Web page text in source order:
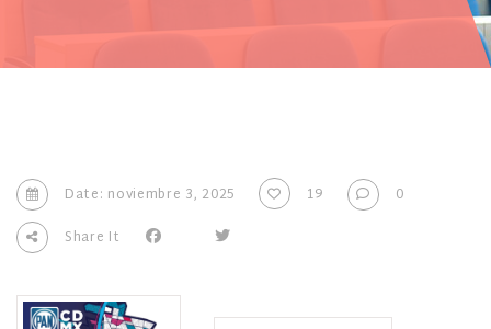
Date: noviembre 3, 2025 19
0
Share It